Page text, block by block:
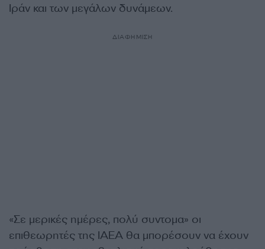
Ιράν και των μεγάλων δυνάμεων.
ΔΙΑΦΗΜΙΣΗ
«Σε μερικές ημέρες, πολύ συντομα» οι
επιθεωρητές της ΙΑΕΑ θα μπορέσουν να έχουν